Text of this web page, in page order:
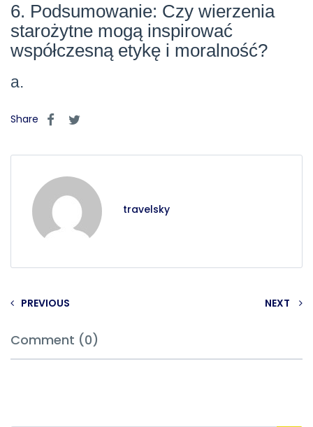
6. Podsumowanie: Czy wierzenia
starożytne mogą inspirować
współczesną etykę i moralność?
a.
Share
travelsky
PREVIOUS NEXT
Comment (0)